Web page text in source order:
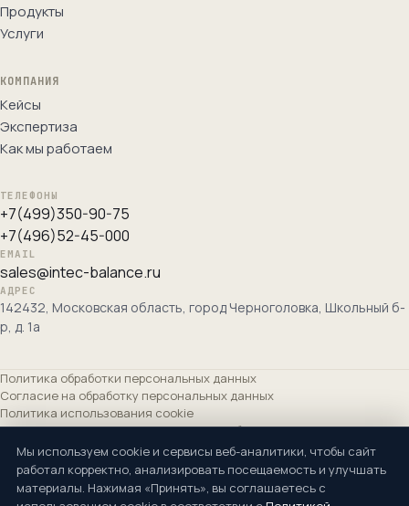
Продукты
Услуги
КОМПАНИЯ
Кейсы
Экспертиза
Как мы работаем
ТЕЛЕФОНЫ
+7(499)350-90-75
+7(496)52-45-000
EMAIL
sales@intec-balance.ru
АДРЕС
142432, Московская область, город Черноголовка, Школьный б-
р, д. 1а
Политика обработки персональных данных
Согласие на обработку персональных данных
Политика использования cookie
Согласие на получение рекламных сообщений
Сведения об организации
Основной вид деятельности ОКВЭД: Разработка компьютерного
программного обеспечения (62.01). Дополнительные: 62.02, 62.03, 62.09,
Мы используем cookie и сервисы веб-аналитики, чтобы сайт
работал корректно, анализировать посещаемость и улучшать
материалы. Нажимая «Принять», вы соглашаетесь с